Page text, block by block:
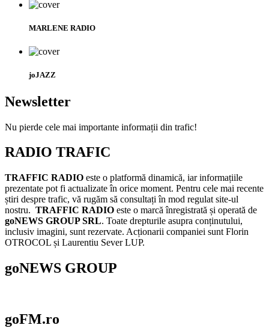
MARLENE RADIO
joJAZZ
Newsletter
Nu pierde cele mai importante informații din trafic!
RADIO TRAFIC
TRAFFIC RADIO este o platformă dinamică, iar informațiile
prezentate pot fi actualizate în orice moment. Pentru cele mai recente
știri despre trafic, vă rugăm să consultați în mod regulat site-ul
nostru. TRAFFIC RADIO este o marcă înregistrată și operată de
goNEWS GROUP SRL. Toate drepturile asupra conținutului,
inclusiv imagini, sunt rezervate. Acționarii companiei sunt Florin
OTROCOL și Laurentiu Sever LUP.
goNEWS GROUP
goFM.ro